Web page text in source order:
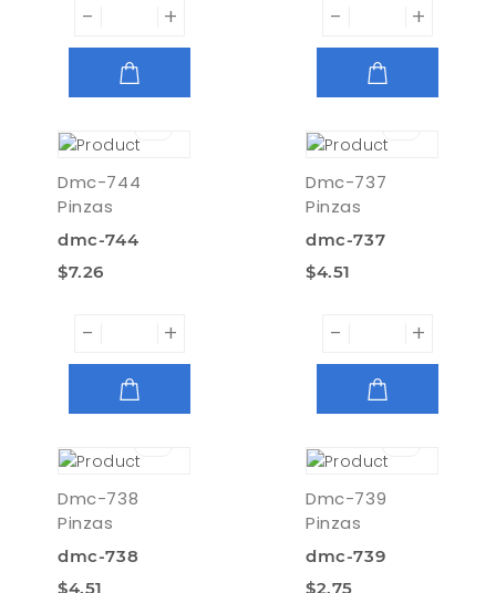
- + - +
Dmc-744
Pinzas
dmc-744
$7.26
- +
Dmc-737
Pinzas
dmc-737
$4.51
- +
Dmc-738
Pinzas
dmc-738
$4.51
Dmc-739
Pinzas
dmc-739
$2.75